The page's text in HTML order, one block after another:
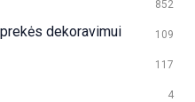
852
dekoravimui 109
117
4